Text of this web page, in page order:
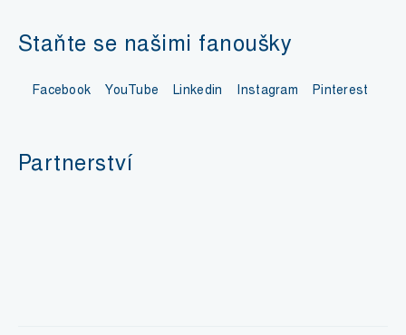
Staňte se našimi fanoušky
Facebook YouTube Linkedin Instagram Pinterest
Partnerství